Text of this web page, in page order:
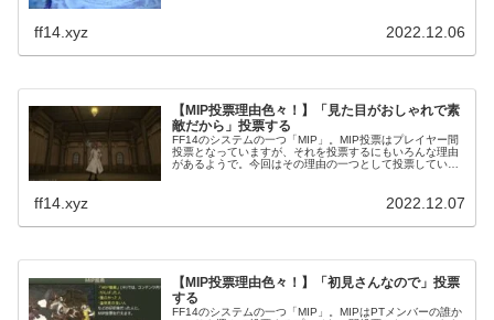
ff14.xyz 2022.12.06
【MIP投票理由色々！】「見た目がおしゃれで素
敵だから」投票する
FF14のシステムの一つ「MIP」。MIP投票はプレイヤー間
投票となっていますが、それを投票するにもいろんな理由
があるようで。今回はその理由の一つとして投票している
ff14.xyz 2022.12.07
【MIP投票理由色々！】「初見さんなので」投票
する
FF14のシステムの一つ「MIP」。MIPはPTメンバーの誰か